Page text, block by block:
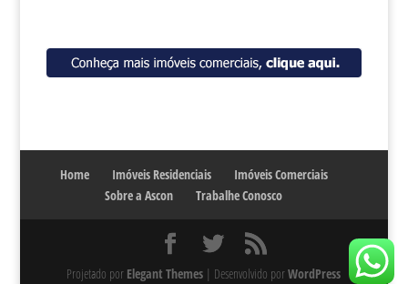
Home Imóveis Residenciais
Imóveis Comerciais
Sobre a Ascon
Trabalhe Conosco
Projetado por Elegant Themes | Desenvolvido porWordPress